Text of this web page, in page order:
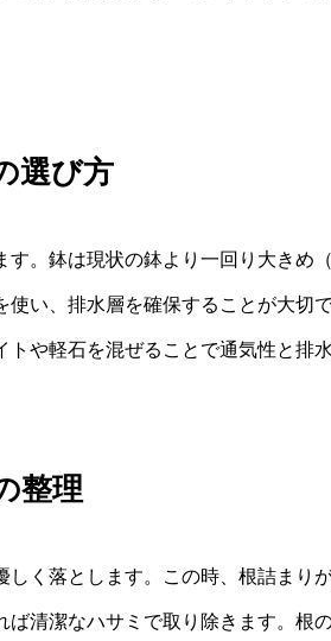
選び方
。鉢は現状の鉢より一回り大きめ
使い、排水層を確保することが大切
や軽石を混ぜることで通気性と排
整理
く落とします。この時、根詰まり
ば清潔なハサミで取り除きます。根